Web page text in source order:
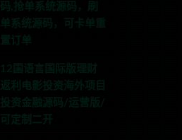
码,抢单系统源码，刷
单系统源码，可卡单重
置订单
12国语言国际版理财
返利电影投资海外项目
投资金融源码/运营版/
可定制二开